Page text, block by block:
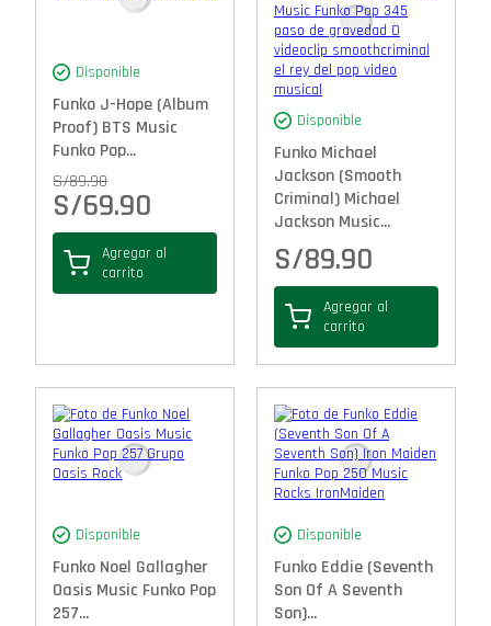
Disponible
Funko J-Hope (Album
Proof) BTS Music
Funko Pop...
S/89.90
S/69.90
Agregar al
carrito
Disponible
Funko Michael
Jackson (Smooth
Criminal) Michael
Jackson Music...
S/89.90
Agregar al
carrito
Disponible
Funko Noel Gallagher
Oasis Music Funko Pop
257...
Disponible
Funko Eddie (Seventh
Son Of A Seventh
Son)...